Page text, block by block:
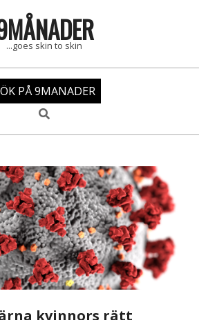
...goes skin to skin
PÅ 9MANADER
Search
kvinnors rätt